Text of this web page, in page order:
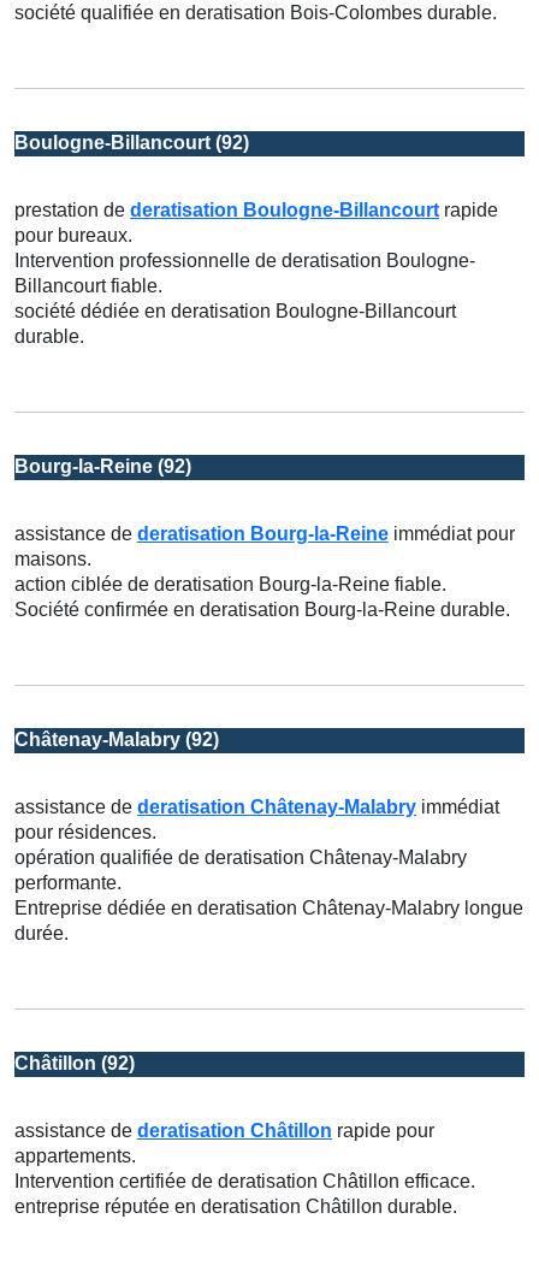
société qualifiée en deratisation Bois-Colombes durable.
Boulogne-Billancourt (92)
prestation de deratisation Boulogne-Billancourt rapide
pour bureaux.
Intervention professionnelle de deratisation Boulogne-
Billancourt fiable.
société dédiée en deratisation Boulogne-Billancourt
durable.
Bourg-la-Reine (92)
assistance de deratisation Bourg-la-Reine immédiat pour
maisons.
action ciblée de deratisation Bourg-la-Reine fiable.
Société confirmée en deratisation Bourg-la-Reine durable.
Châtenay-Malabry (92)
assistance de deratisation Châtenay-Malabry immédiat
pour résidences.
opération qualifiée de deratisation Châtenay-Malabry
performante.
Entreprise dédiée en deratisation Châtenay-Malabry longue
durée.
Châtillon (92)
assistance de deratisation Châtillon rapide pour
appartements.
Intervention certifiée de deratisation Châtillon efficace.
entreprise réputée en deratisation Châtillon durable.